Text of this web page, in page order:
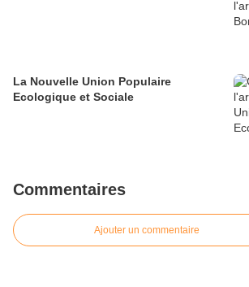
La Nouvelle Union Populaire
Ecologique et Sociale
Commentaires
Ajouter un commentaire